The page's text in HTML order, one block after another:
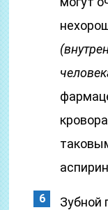
Зубной